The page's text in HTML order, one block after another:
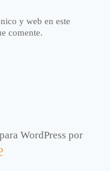
y web en este
comente.
WordPress por